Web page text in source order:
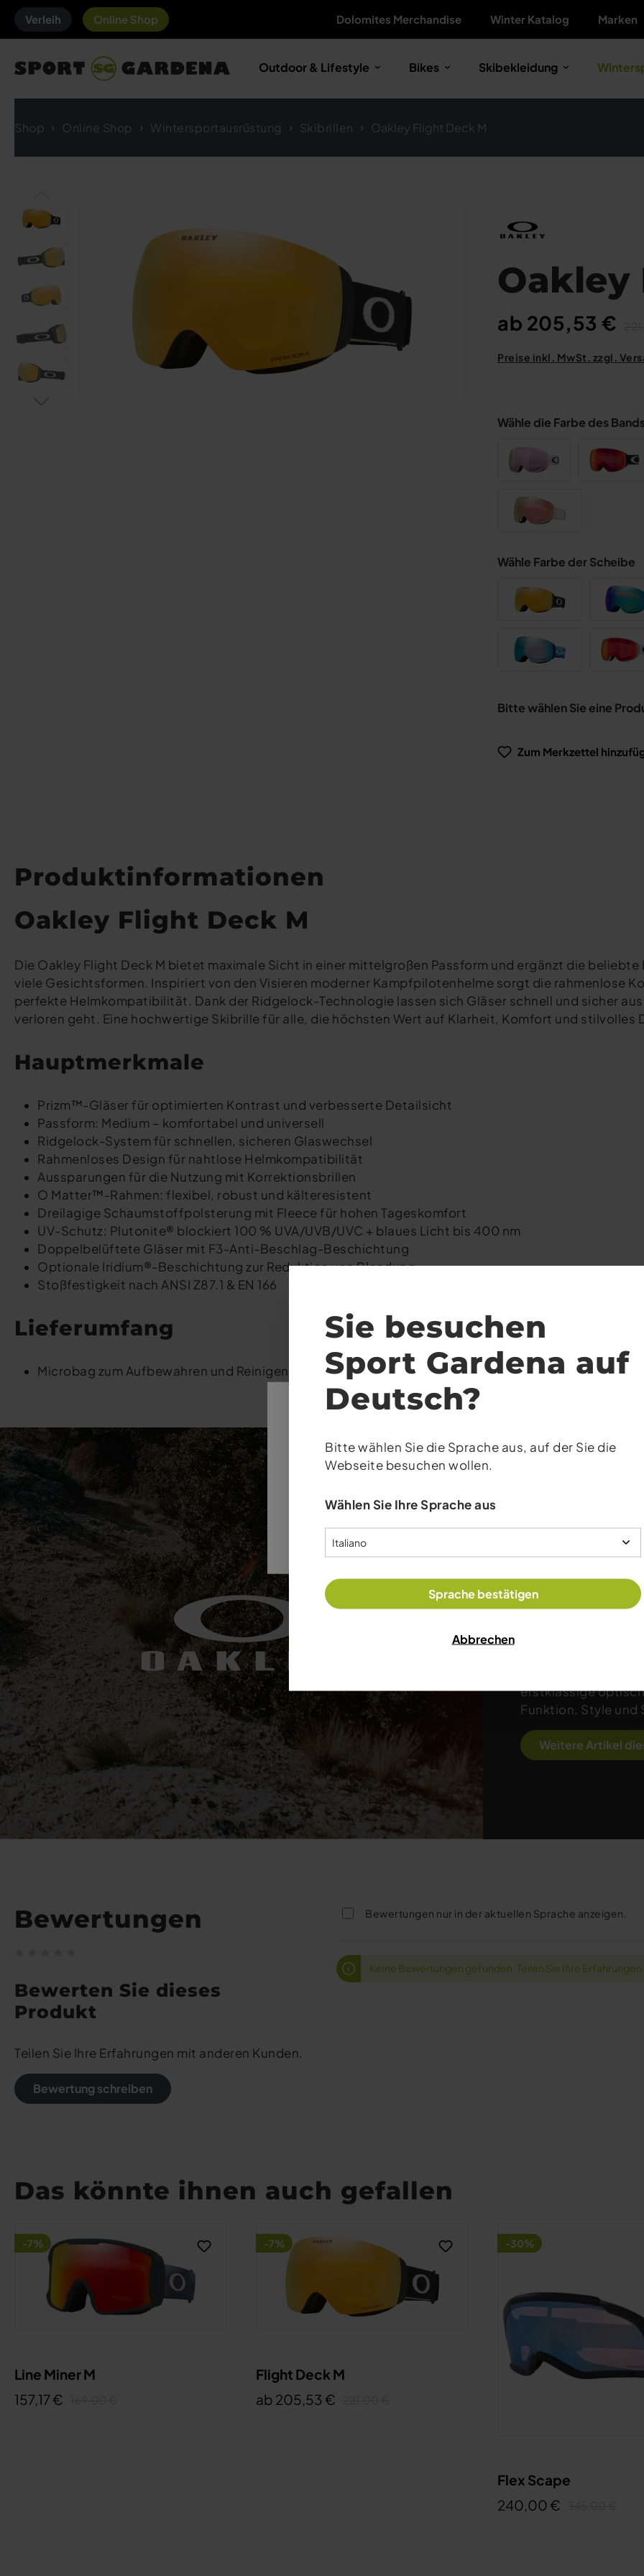
Sie besuchen
Sport Gardena auf
Deutsch?
Bitte wählen Sie die Sprache aus, auf der Sie die
Webseite besuchen wollen.
Wählen Sie Ihre Sprache aus
Sprache bestätigen
Abbrechen
Verleih Online Shop Dolomites Merchandise Winter Katalog Marken
Outdoor & Lifestyle Bikes Skibekleidung
Shop Online Shop Wintersportausrüstung Skibrillen Oakley Flight Deck M
Oakley
ab 205,53 €
Preise inkl. MwSt. zzgl.
Wähle die Farbe des
Wähle Farbe der Scheibe
Bitte wählen Sie eine
Zum Merkzettel
Produktinformationen
Oakley Flight Deck M
Die Oakley Flight Deck M bietet maximale Sicht in einer mittelgroßen Passform und ergänzt die
viele Gesichtsformen. Inspiriert von den Visieren moderner Kampfpilotenhelme sorgt die rahmenlose
perfekte Helmkompatibilität. Dank der Ridgelock-Technologie lassen sich Gläser schnell und sicher
verloren geht. Eine hochwertige Skibrille für alle, die höchsten Wert auf Klarheit, Komfort und stilvolles
Hauptmerkmale
Prizm™-Gläser für optimierten Kontrast und verbesserte Detailsicht
Passform: Medium – komfortabel und universell
Ridgelock-System für schnellen, sicheren Glaswechsel
Rahmenloses Design für nahtlose Helmkompatibilität
Aussparungen für die Nutzung mit Korrektionsbrillen
O Matter™-Rahmen: flexibel, robust und kälteresistent
Dreilagige Schaumstoffpolsterung mit Fleece für hohen Tageskomfort
UV-Schutz: Plutonite® blockiert 100 % UVA/UVB/UVC + blaues Licht bis 400 nm
Doppelbelüftete Gläser mit F3-Anti-Beschlag-Beschichtung
Optionale Iridium®-Beschichtung zur Reduktion von Blendung
Stoßfestigkeit nach ANSI Z87.1 & EN 166
Lieferumfang
Microbag zum Aufbewahren und Reinigen der Gläser
Oakley zählt zu
kombiniert
Skimasken
für maximale
Helme bieten eine
Leichtigkeit und
Sonnenbrillen, die
erstklassige
Funktion, Style und
Weitere Artikel
Bewertungen
Bewerten Sie dieses
Produkt
Teilen Sie Ihre Erfahrungen mit anderen Kunden.
Bewertung schreiben
Bewertungen nur in der aktuellen Sprache anzeigen.
Keine Bewertungen gefunden. Teilen Sie Ihre Erfahrungen
Das könnte ihnen auch gefallen
-7%
Line Miner M
157,17 €
-7%
Flight Deck M
ab 205,53 €
-30%
Flex Scape
240,00 €
bestmögliche Erfahrung bieten zu können.
Mehr Informationen ...